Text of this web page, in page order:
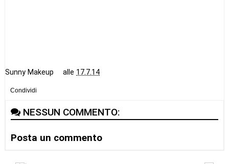
Sunny Makeup alle 17.7.14
Condividi
NESSUN COMMENTO:
Posta un commento